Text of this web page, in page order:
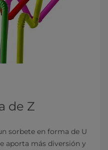
de Z
sorbete en forma de U
aporta más diversión y